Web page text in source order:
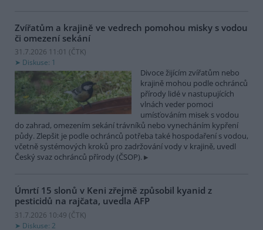
Zvířatům a krajině ve vedrech pomohou misky s vodou
či omezení sekání
31.7.2026 11:01 (ČTK)
Diskuse: 1
Divoce žijícím zvířatům nebo
krajině mohou podle ochránců
přírody lidé v nastupujících
vlnách veder pomoci
umísťováním misek s vodou
do zahrad, omezením sekání trávníků nebo vynecháním kypření
půdy. Zlepšit je podle ochránců potřeba také hospodaření s vodou,
včetně systémových kroků pro zadržování vody v krajině, uvedl
Český svaz ochránců přírody (ČSOP).
Úmrtí 15 slonů v Keni zřejmě způsobil kyanid z
pesticidů na rajčata, uvedla AFP
31.7.2026 10:49 (ČTK)
Diskuse: 2